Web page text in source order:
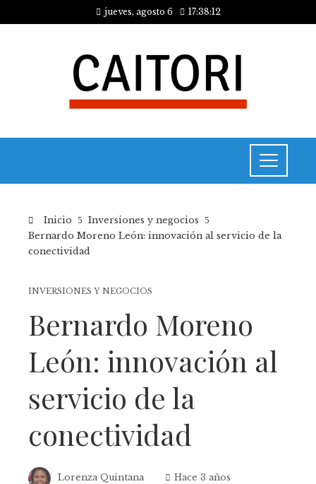
jueves, agosto 6 17:38:13
Inicio
Inversiones y negocios
Bernardo Moreno León: innovación al servicio de la
conectividad
INVERSIONES Y NEGOCIOS
Bernardo Moreno
León: innovación al
servicio de la
conectividad
Lorenza Quintana Hace 3 años